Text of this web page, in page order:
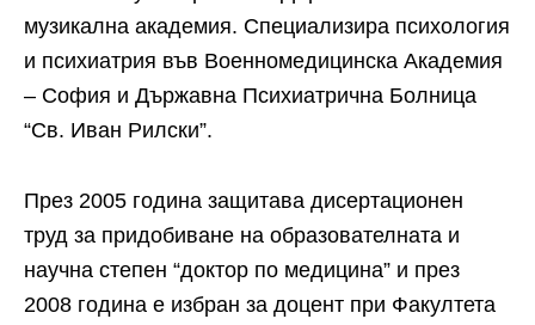
музикална академия. Специализира психология
и психиатрия във Военномедицинска Академия
– София и Държавна Психиатрична Болница
“Св. Иван Рилски”.
През 2005 година защитава дисертационен
труд за придобиване на образователната и
научна степен “доктор по медицина” и през
2008 година е избран за доцент при Факултета